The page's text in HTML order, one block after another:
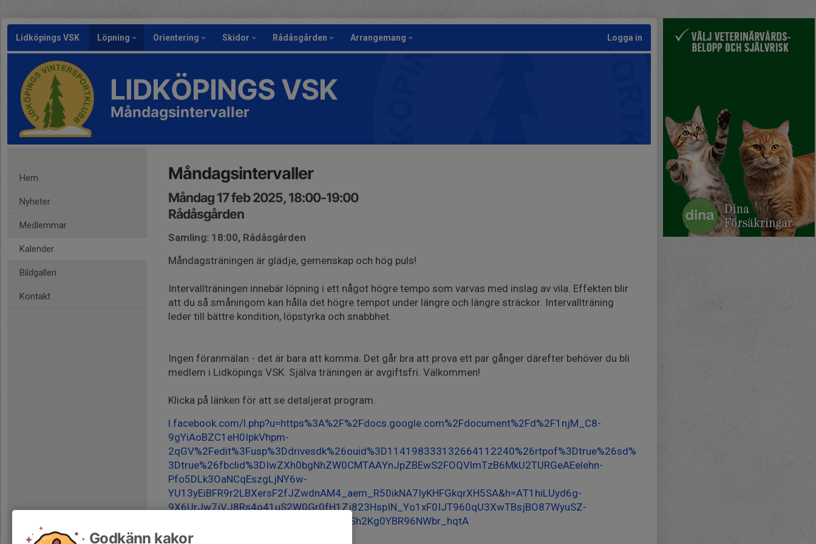
Lidköpings VSK Löpning Orientering Skidor Rådåsgården Arrangemang Logga in
LIDKÖPINGS VSK
Måndagsintervaller
Hem
Nyheter
Medlemmar
Kalender
Bildgalleri
Kontakt
Måndagsintervaller
Måndag 17 feb 2025, 18:00-19:00
Rådåsgården
Samling: 18:00, Rådåsgården
Måndagsträningen är glädje, gemenskap och hög puls!
Intervallträningen innebär löpning i ett något högre tempo som varvas med inslag av vila. Effekten blir
att du så småningom kan hålla det högre tempot under längre och längre sträckor. Intervallträning
leder till bättre kondition, löpstyrka och snabbhet.
Ingen föranmälan - det är bara att komma. Det går bra att prova ett par gånger därefter behöver du bli
medlem i Lidköpings VSK. Själva träningen är avgiftsfri. Välkommen!
Klicka på länken för att se detaljerat program.
l.facebook.com/l.php?u=https%3A%2F%2Fdocs.google.com%2Fdocument%2Fd%2F1njM_C8-
9gYiAoBZC1eH0IpkVhpm-
2qGV%2Fedit%3Fusp%3Ddrivesdk%26ouid%3D114198333132664112240%26rtpof%3Dtrue%26sd%
3Dtrue%26fbclid%3DIwZXh0bgNhZW0CMTAAYnJpZBEwS2FOQVlmTzB6MkU2TURGeAEelehn-
Pfo5DLk3OaNCqEszgLjNY6w-
YU13yEiBFR9r2LBXersF2fJZwdnAM4_aem_R50ikNA7IyKHFGkqrXH5SA&h=AT1hiLUyd6g-
9X6UrJw7jVJ8Rs4o41uS2W0Gr0fH1Zj823HspIN_Yo1xF0IJT960qU3XwTBsjBO87WyuSZ-
4qSaGgvpXleS8hWK_-fxvg96ZsXv38WSh2Kg0YBR96NWbr_hqtA
Godkänn kakor